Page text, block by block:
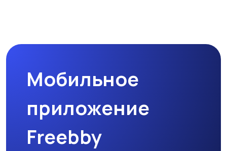
Мобильное
приложение
Freebby